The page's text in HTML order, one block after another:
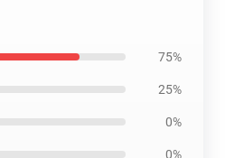
75%
25%
0%
0%